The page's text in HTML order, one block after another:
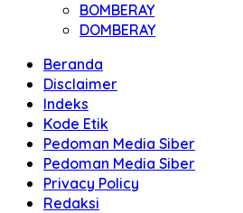
BOMBERAY
DOMBERAY
Beranda
Disclaimer
Indeks
Kode Etik
Pedoman Media Siber
Pedoman Media Siber
Privacy Policy
Redaksi